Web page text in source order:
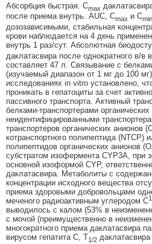
Абсорбция быстрая. Cmax
после приема внутрь. AUC, Cmax и Cmin
дозозависимыми, стабильная
крови наблюдается на 4 день
внутрь 1 раз/сут. Абсолютная
даклатасвира после однократного в/в
составляет 47 л. Связывание с
(изучаемый диапазон от 1 мг до 100
исследованиях in vitro установлено,
проникать в гепатоциты за счет
пассивного транспорта. Активный
белками-транспортерами
неидентифицированными
транспортеров органических анионов
котранспортного полипептида (NTCP)
полипептидов органических анионов
субстратом изофермента CYP3A, при
основной изоформой CYP,
даклатасвира. Метаболиты с
концентрации исходного вещества
приема здоровыми добровольцами
меченого радиоактивным углеродом С
выводилось с калом (53% в
с мочой (преимущественно в
многократного приема даклатасвира
вирусом гепатита С, Т1/2